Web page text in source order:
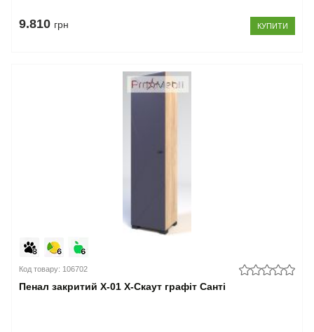
9.810 грн КУПИТИ
Код товару: 106702
Пенал закритий Х-01 X-Скаут графіт Санті